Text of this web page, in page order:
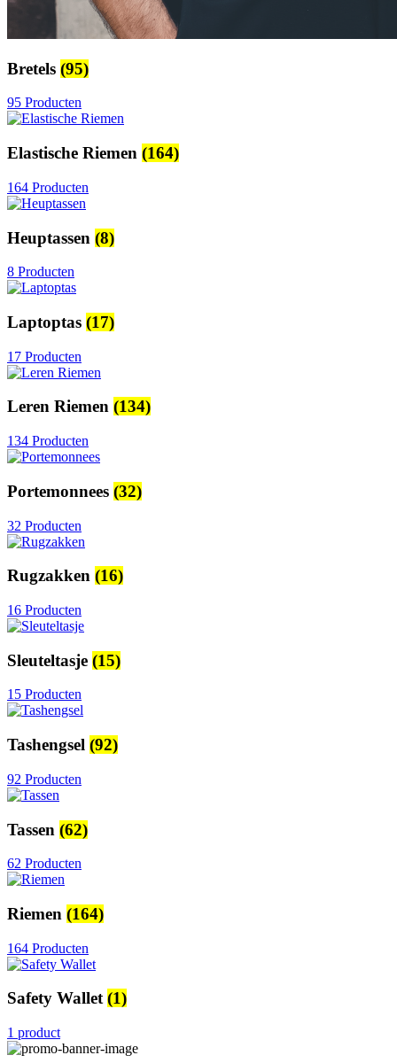
Bretels (95)
95 Producten
Elastische Riemen (164)
164 Producten
Heuptassen (8)
8 Producten
Laptoptas (17)
17 Producten
Leren Riemen (134)
134 Producten
Portemonnees (32)
32 Producten
Rugzakken (16)
16 Producten
Sleuteltasje (15)
15 Producten
Tashengsel (92)
92 Producten
Tassen (62)
62 Producten
Riemen (164)
164 Producten
Safety Wallet(1)
1 product